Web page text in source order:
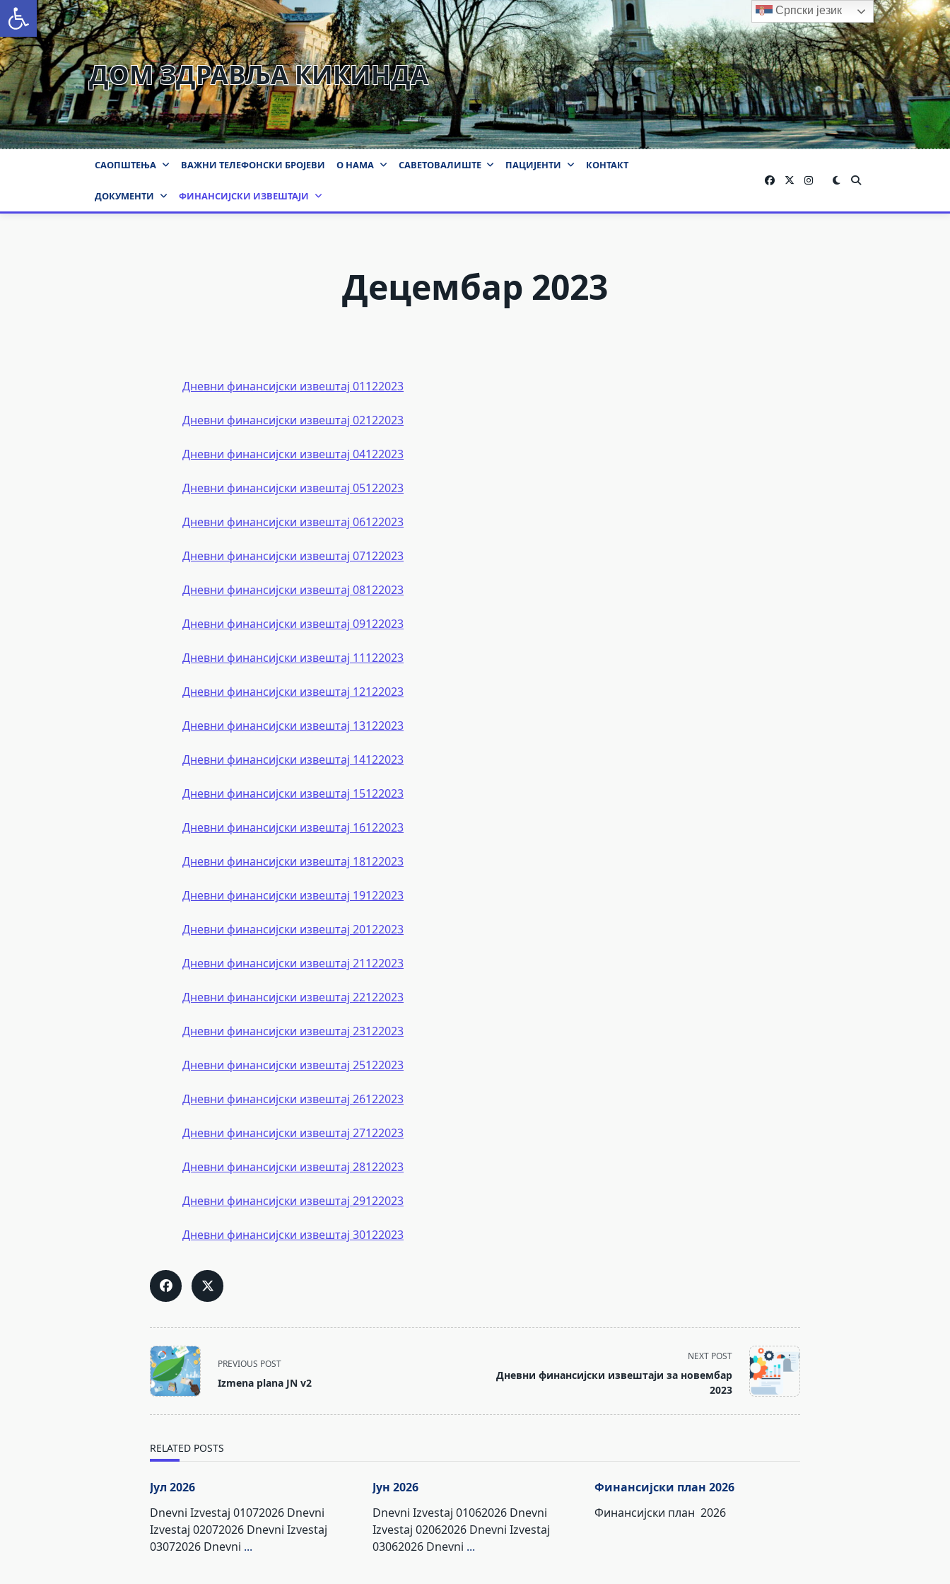
Skip
to
content
ДОМ ЗДРАВЉА КИКИНДА
САОПШТЕЊА ВАЖНИ ТЕЛЕФОНСКИ БРОЈЕВИ О НАМА САВЕТОВАЛИШТЕ ПАЦИЈЕНТИ КОНТАКТ
ДОКУМЕНТИ ФИНАНСИЈСКИ ИЗВЕШТАЈИ
Децембар 2023
Дневни финансијски извештај 01122023
Дневни финансијски извештај 02122023
Дневни финансијски извештај 04122023
Дневни финансијски извештај 05122023
Дневни финансијски извештај 06122023
Дневни финансијски извештај 07122023
Дневни финансијски извештај 08122023
Дневни финансијски извештај 09122023
Дневни финансијски извештај 11122023
Дневни финансијски извештај 12122023
Дневни финансијски извештај 13122023
Дневни финансијски извештај 14122023
Дневни финансијски извештај 15122023
Дневни финансијски извештај 16122023
Дневни финансијски извештај 18122023
Дневни финансијски извештај 19122023
Дневни финансијски извештај 20122023
Дневни финансијски извештај 21122023
Дневни финансијски извештај 22122023
Дневни финансијски извештај 23122023
Дневни финансијски извештај 25122023
Дневни финансијски извештај 26122023
Дневни финансијски извештај 27122023
Дневни финансијски извештај 28122023
Дневни финансијски извештај 29122023
Дневни финансијски извештај 30122023
<span
class="nav-
subtitle
screen-
text">Page</span>
PREVIOUS POST
Izmena plana JN v2
NEXT POST
Дневни финансијски извештаји за новембар
2023
RELATED POSTS
Јул 2026
Dnevni Izvestaj 01072026 Dnevni
Izvestaj 02072026 Dnevni Izvestaj
03072026 Dnevni ...
Јун 2026
Dnevni Izvestaj 01062026 Dnevni
Izvestaj 02062026 Dnevni Izvestaj
03062026 Dnevni ...
Финансијски план 2026
Финансијски план 2026
Српски језик